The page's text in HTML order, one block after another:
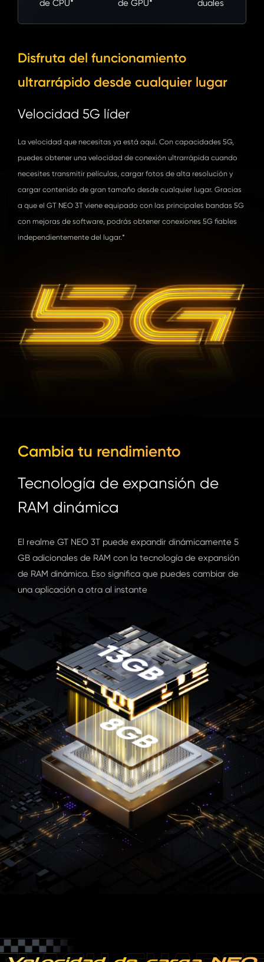
de CPU* de GPU* duales
Disfruta del funcionamiento
ultrarrápido desde cualquier lugar
Velocidad 5G líder
La velocidad que necesitas ya está aquí. Con capacidades 5G,
puedes obtener una velocidad de conexión ultrarrápida cuando
necesites transmitir películas, cargar fotos de alta resolución y
cargar contenido de gran tamaño desde cualquier lugar. Gracias
a que el GT NEO 3T viene equipado con las principales bandas 5G
con mejoras de software, podrás obtener conexiones 5G fiables
independientemente del lugar.*
Cambia tu rendimiento
Tecnología de expansión de
RAM dinámica
El realme GT NEO 3T puede expandir dinámicamente 5
GB adicionales de RAM con la tecnología de expansión
de RAM dinámica. Eso significa que puedes cambiar de
una aplicación a otra al instante